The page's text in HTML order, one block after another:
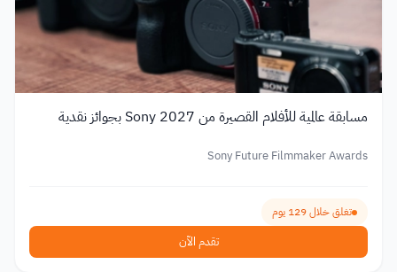
مسابقة عالمية للأفلام القصيرة من Sony 2027 بجوائز نقدية
Sony Future Filmmaker Awards
تغلق خلال 129 يوم
تقدم الآن